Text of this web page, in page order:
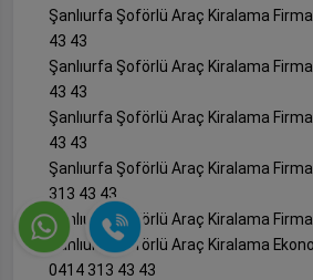
Şanlıurfa Şoförlü Araç Kiralama
43 43
Şanlıurfa Şoförlü Araç Kiralama
43 43
Şanlıurfa Şoförlü Araç Kiralama
43 43
Şanlıurfa Şoförlü Araç Kiralama
313 43 43
Şanlıurfa Şoförlü Araç Kiralama
Şanlıurfa Şoförlü Araç Kiralama
0414 313 43 43